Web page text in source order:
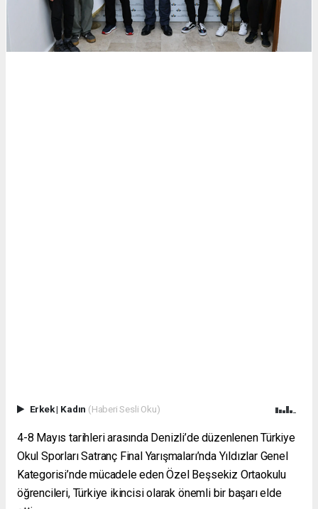
Erkek| Kadın (Haberi Sesli Oku)
4-8 Mayıs tarihleri arasında Denizli’de düzenlenen Türkiye
Okul Sporları Satranç Final Yarışmaları’nda Yıldızlar Genel
Kategorisi’nde mücadele eden Özel Beşsekiz Ortaokulu
öğrencileri, Türkiye ikincisi olarak önemli bir başarı elde